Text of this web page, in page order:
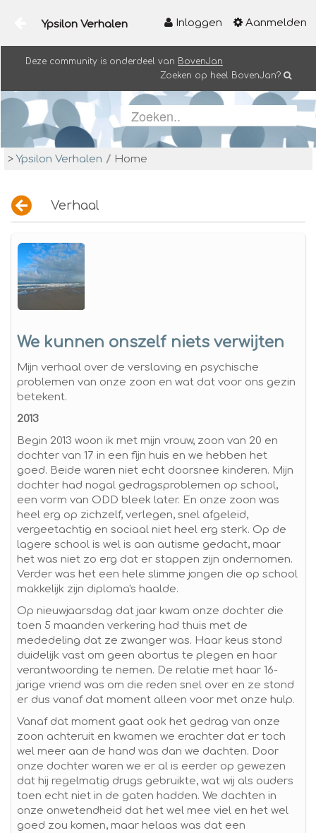
Inloggen Aanmelden
Ypsilon Verhalen
Home
HOME
Deze community is onderdeel van BovenJan
Zoeken op heel BovenJan?
>Ypsilon Verhalen / Home
Verhaal
We kunnen onszelf niets verwijten
Mijn verhaal over de verslaving en psychische
problemen van onze zoon en wat dat voor ons gezin
betekent.
2013
Begin 2013 woon ik met mijn vrouw, zoon van 20 en
dochter van 17 in een fijn huis en we hebben het
goed. Beide waren niet echt doorsnee kinderen. Mijn
dochter had nogal gedragsproblemen op school,
een vorm van ODD bleek later. En onze zoon was
heel erg op zichzelf, verlegen, snel afgeleid,
vergeetachtig en sociaal niet heel erg sterk. Op de
lagere school is wel is aan autisme gedacht, maar
het was niet zo erg dat er stappen zijn ondernomen.
Verder was het een hele slimme jongen die op school
makkelijk zijn diploma's haalde.
Op nieuwjaarsdag dat jaar kwam onze dochter die
toen 5 maanden verkering had thuis met de
mededeling dat ze zwanger was. Haar keus stond
duidelijk vast om geen abortus te plegen en haar
verantwoording te nemen. De relatie met haar 16-
jarige vriend was om die reden snel over en ze stond
er dus vanaf dat moment alleen voor met onze hulp.
Vanaf dat moment gaat ook het gedrag van onze
zoon achteruit en kwamen we erachter dat er toch
wel meer aan de hand was dan we dachten. Door
onze dochter waren we er al is eerder op gewezen
dat hij regelmatig drugs gebruikte, wat wij als ouders
toen echt niet in de gaten hadden. We dachten in
onze onwetendheid dat het wel mee viel en het wel
goed zou komen, maar helaas was dat een